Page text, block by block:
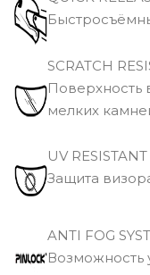
SCRATCH
Поверхность
мелких
UV RESISTANT
Защита
ANTI FOG
Возможность